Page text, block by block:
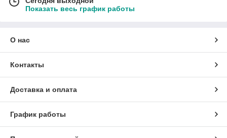
Показать весь график работы
О нас
Контакты
Доставка и оплата
График работы